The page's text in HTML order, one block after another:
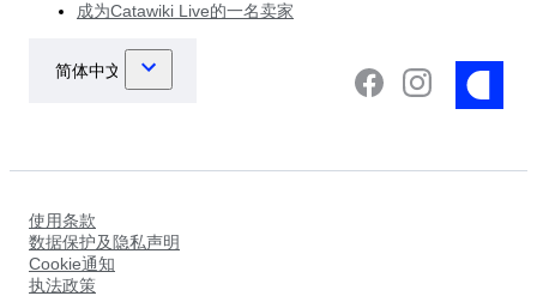
成为Catawiki Live的一名卖家
使用条款
数据保护及隐私声明
Cookie通知
执法政策